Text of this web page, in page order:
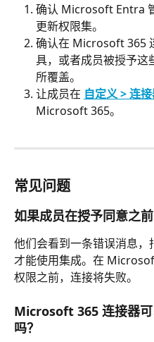
确认 Microsoft Entra
更新权限集。
确认在 Microsoft 365
具，或者成员被授予这
所覆盖。
让成员在 自定义 > 连
Microsoft 365。
常见问题
如果成员在授予同意之
他们会看到一条错误消息
才能使用集成。在
权限之前，连接将失败。
Microsoft 365 连接器
吗？